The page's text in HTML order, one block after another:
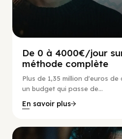
De 0 à 4000€/jour
méthode complète
Plus de 1,35 million d'euros
un budget qui passe de...
En savoir plus